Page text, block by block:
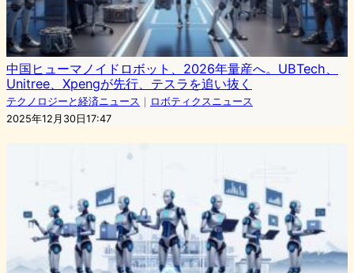
中国ヒューマノイドロボット、2026年量産へ。UBTech、
Unitree、Xpengが先行、テスラを追い抜く
テクノロジーと経済ニュース ｜ ロボティクスニュース
2025年12月30日17:47